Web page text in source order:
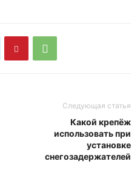
Следующая статья
Какой крепёж
использовать при
установке
снегозадержателей